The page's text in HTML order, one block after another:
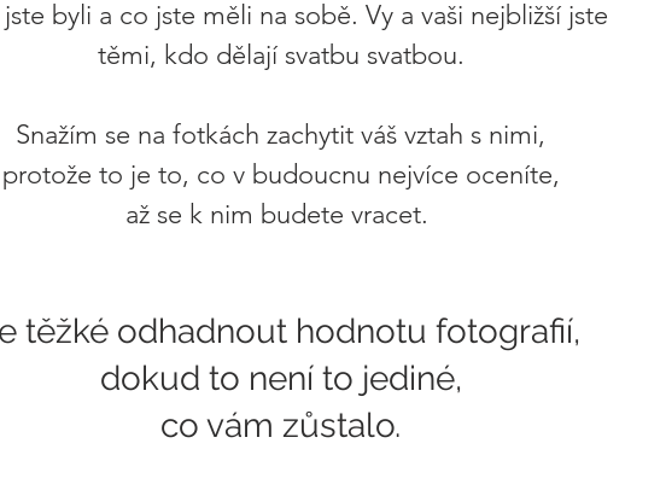
byli a co jste měli na sobě. Vy a vaši nejbližší jste
těmi, kdo dělají svatbu svatbou.
Snažím se na fotkách zachytit váš vztah s nimi,
protože to je to, co v budoucnu nejvíce oceníte,
až se k nim budete vracet.
těžké odhadnout hodnotu fotografií,
dokud to není to jediné,
co vám zůstalo.